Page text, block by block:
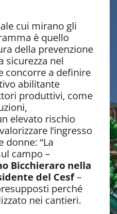
cui mirano gli
è quello
della prevenzione
sicurezza nel
concorre a definire
abilitante
produttivi, come
elevato rischio
l’ingresso
donne: “La
campo –
Bicchieraro nella
del Cesf–
perché
nei cantieri.